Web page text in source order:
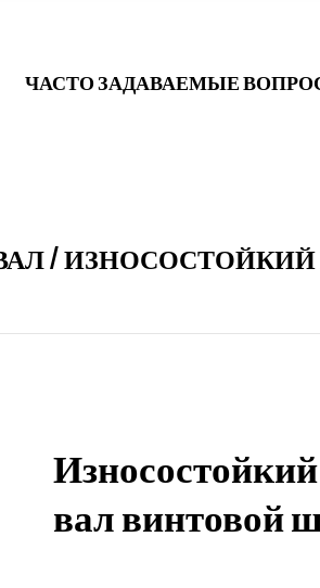
ЧАСТО ЗАДАВАЕМЫЕ
/
вал винтовой